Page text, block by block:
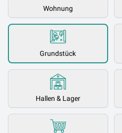
Wohnung
Grundstück
Hallen & Lager